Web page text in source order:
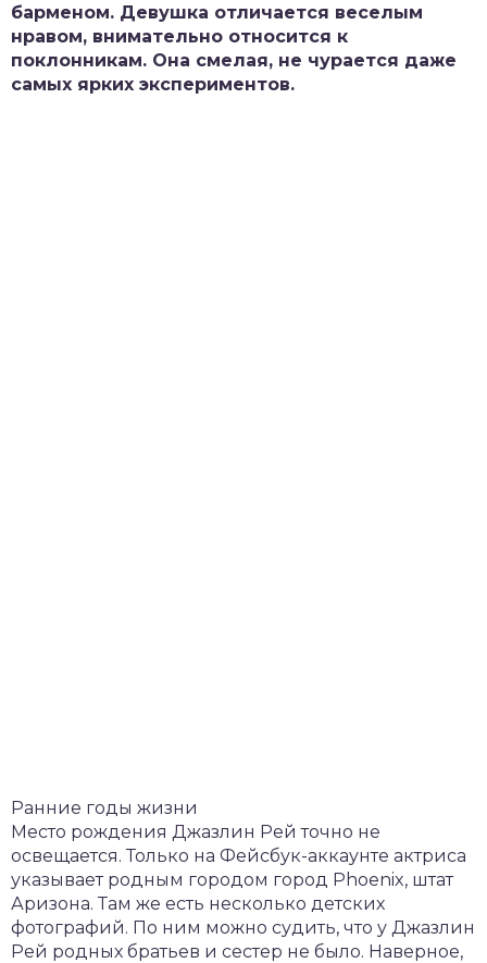
барменом. Девушка отличается веселым
нравом, внимательно относится к
поклонникам. Она смелая, не чурается даже
самых ярких экспериментов.
Ранние годы жизни
Место рождения Джазлин Рей точно не
освещается. Только на Фейсбук-аккаунте актриса
указывает родным городом город Phoenix, штат
Аризона. Там же есть несколько детских
фотографий. По ним можно судить, что у Джазлин
Рей родных братьев и сестер не было. Наверное,